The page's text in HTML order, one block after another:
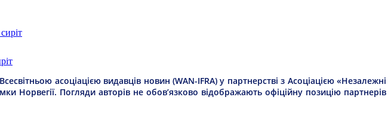
асоціацією видавців новин (WAN-IFRA) у партнерстві з Асоціацією «Незалежні
Норвегії. Погляди авторів не обов’язково відображають офіційну позицію партнерів